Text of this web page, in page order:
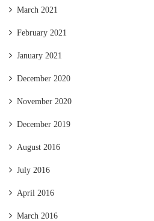
March 2021
February 2021
January 2021
December 2020
November 2020
December 2019
August 2016
July 2016
April 2016
March 2016